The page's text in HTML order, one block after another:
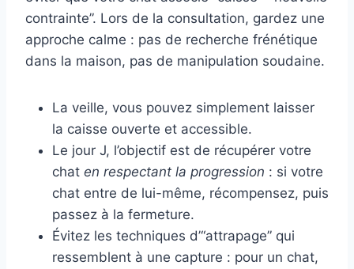
contrainte”. Lors de la consultation, gardez une
approche calme : pas de recherche frénétique
dans la maison, pas de manipulation soudaine.
La veille, vous pouvez simplement laisser
la caisse ouverte et accessible.
Le jour J, l’objectif est de récupérer votre
chat en respectant la progression : si votre
chat entre de lui-même, récompensez, puis
passez à la fermeture.
Évitez les techniques d’“attrapage” qui
ressemblent à une capture : pour un chat,